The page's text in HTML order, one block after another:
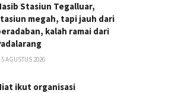
Stasiun Tegalluar,
megah, tapi jauh dari
kalah ramai dari
5 AGUSTUS 2026
ikut organisasi